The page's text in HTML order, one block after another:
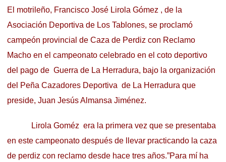
El motrileño, Francisco José Lirola Gómez , de la
Asociación Deportiva de Los Tablones, se proclamó
campeón provincial de Caza de Perdiz con Reclamo
Macho en el campeonato celebrado en el coto deportivo
del pago de Guerra de La Herradura, bajo la organización
del Peña Cazadores Deportiva de La Herradura que
preside, Juan Jesús Almansa Jiménez.
Lirola Goméz era la primera vez que se presentaba
en este campeonato después de llevar practicando la caza
de perdiz con reclamo desde hace tres años.”Para mí ha